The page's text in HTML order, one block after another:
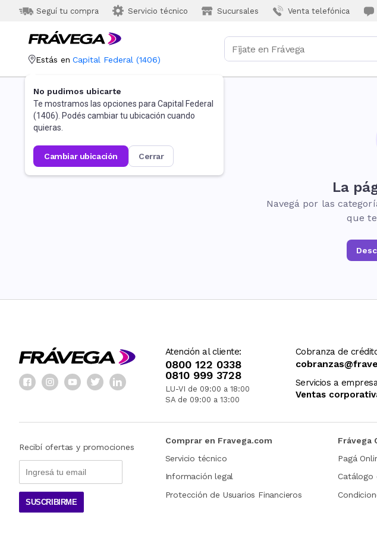
Seguí tu compra Servicio técnico Sucursales Venta telefónica
Estás en Capital Federal (1406)
No pudimos ubicarte
Te mostramos las opciones para Capital Federal
(1406). Podés cambiar tu ubicación cuando
quieras.
cambiar ubicación cerrar
La
Navegá por las
que
Atención al cliente:
0800 122 0338
0810 999 3728
LU-VI de 09:00 a 18:00
SA de 09:00 a 13:00
Cobranza de
Servicios a
Ventas
Recibí ofertas y promociones
SUSCRIBIRME
Comprar en Fravega.com
Servicio técnico
Información legal
Protección de Usuarios Financieros
Frávega
Pagá
Catálogo